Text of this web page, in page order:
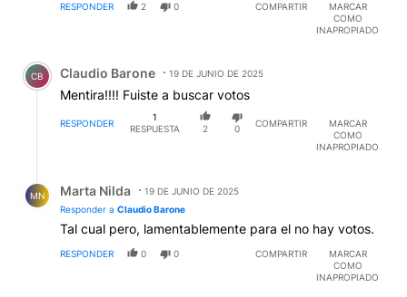
RESPONDER 2 0 COMPARTIR
MARCAR
COMO
INAPROPIADO
Comentario de Claudio Barone.
CB Claudio Barone 19 DE JUNIO DE 2025
Mentira!!!! Fuiste a buscar votos
RESPONDER
1
RESPUESTA
2 0
COMPARTIR
MARCAR
COMO
INAPROPIADO
MN Marta Nilda
19 DE JUNIO DE 2025
Responder a Claudio Barone
Tal cual pero, lamentablemente para el no hay votos.
RESPONDER 0 0 COMPARTIR
MARCAR
COMO
INAPROPIADO